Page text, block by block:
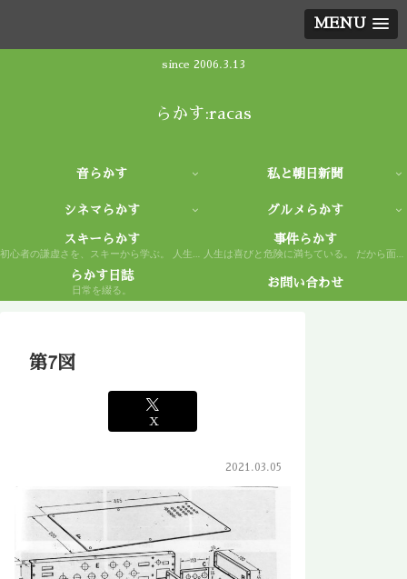
MENU
since 2006.3.13
らかす:racas
音らかす 私と朝日新聞
シネマらかす グルメらかす
スキーらかす
初心者の謙虚さを、スキーから学ぶ。 人生もまた然り。
事件らかす
人生は喜びと危険に満ちている。 だから面白い。
らかす日誌
日常を綴る。
お問い合わせ
第7図
X
2021.03.05